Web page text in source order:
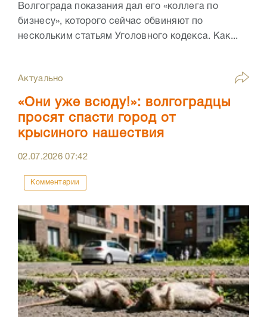
Волгограда показания дал его «коллега по
бизнесу», которого сейчас обвиняют по
нескольким статьям Уголовного кодекса. Как...
Актуально
«Они уже всюду!»: волгоградцы
просят спасти город от
крысиного нашествия
02.07.202607:42
Комментарии